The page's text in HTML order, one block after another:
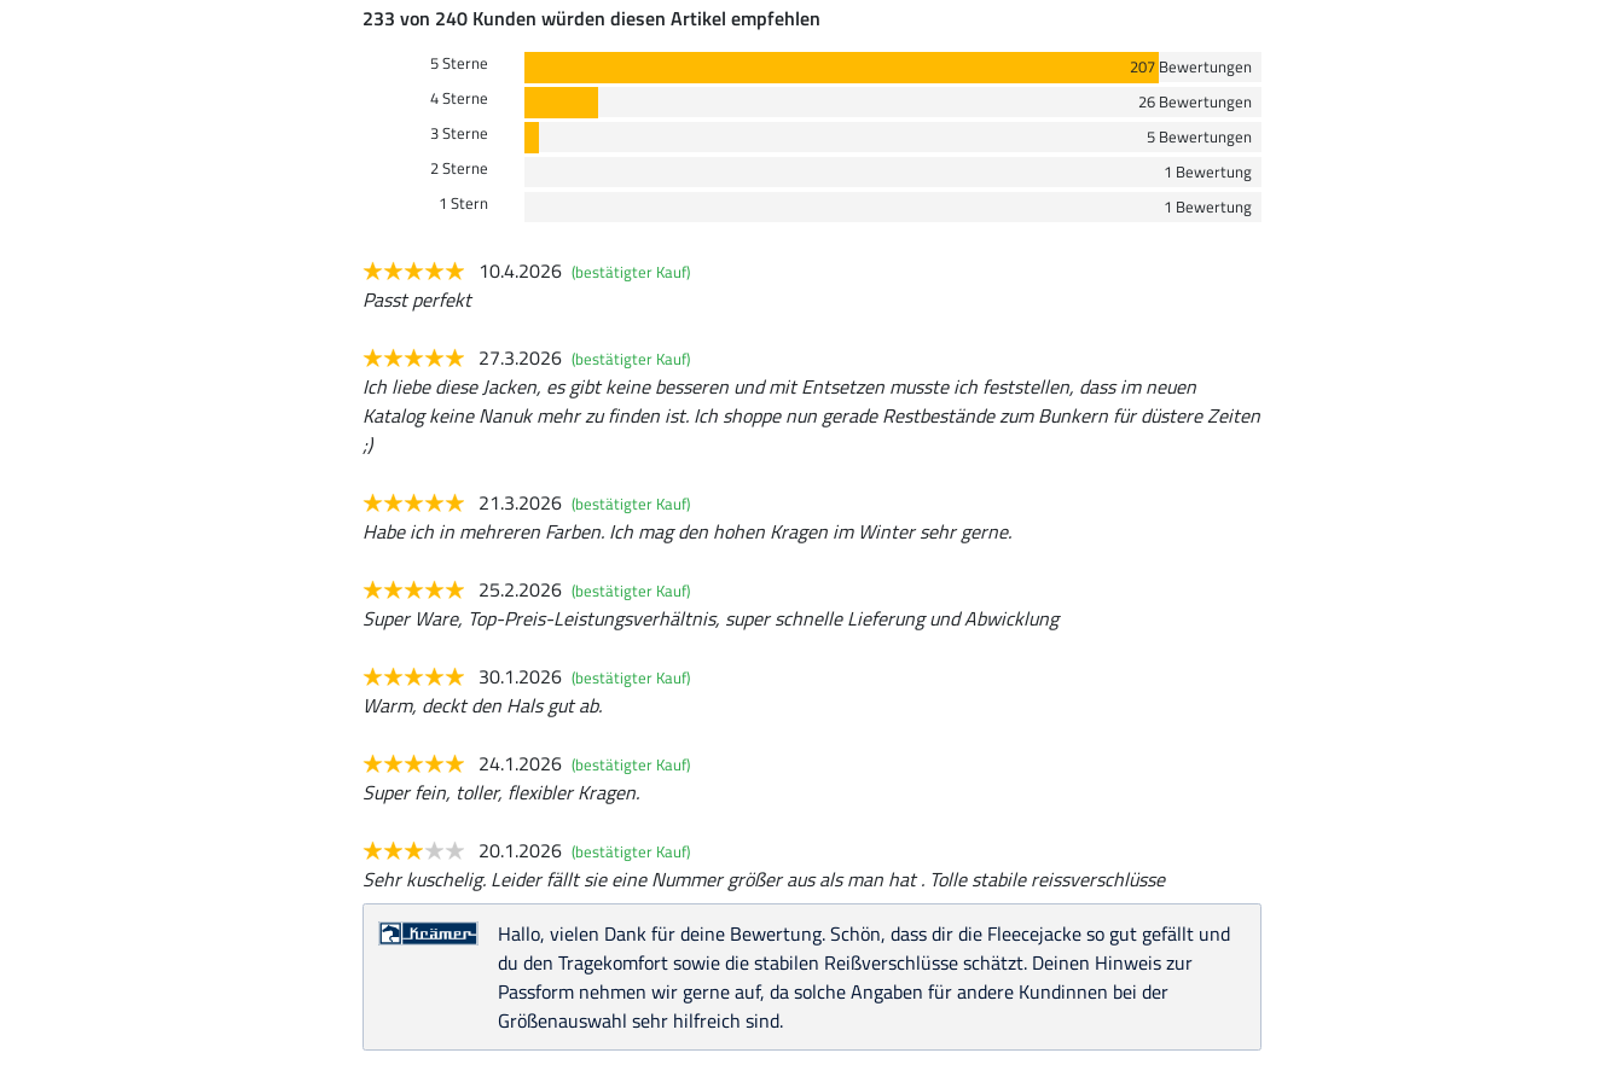
233 von 240 Kunden würden diesen Artikel empfehlen
5 Sterne
207 Bewertungen
4 Sterne
26 Bewertungen
3 Sterne
5 Bewertungen
2 Sterne
1 Bewertung
1 Stern
1 Bewertung
10.4.2026 (bestätigter Kauf)
Passt perfekt
27.3.2026 (bestätigter Kauf)
Ich liebe diese Jacken, es gibt keine besseren und mit Entsetzen musste ich feststellen, dass im neuen
Katalog keine Nanuk mehr zu finden ist. Ich shoppe nun gerade Restbestände zum Bunkern für düstere Zeiten
;)
21.3.2026 (bestätigter Kauf)
Habe ich in mehreren Farben. Ich mag den hohen Kragen im Winter sehr gerne.
25.2.2026 (bestätigter Kauf)
Super Ware, Top-Preis-Leistungsverhältnis, super schnelle Lieferung und Abwicklung
30.1.2026 (bestätigter Kauf)
Warm, deckt den Hals gut ab.
24.1.2026 (bestätigter Kauf)
Super fein, toller, flexibler Kragen.
20.1.2026 (bestätigter Kauf)
Sehr kuschelig. Leider fällt sie eine Nummer größer aus als man hat . Tolle stabile reissverschlüsse
Hallo, vielen Dank für deine Bewertung. Schön, dass dir die Fleecejacke so gut gefällt und
du den Tragekomfort sowie die stabilen Reißverschlüsse schätzt. Deinen Hinweis zur
Passform nehmen wir gerne auf, da solche Angaben für andere Kundinnen bei der
Größenauswahl sehr hilfreich sind.